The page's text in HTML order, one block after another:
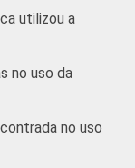
86
89 11
utilizou a
no uso da
no uso